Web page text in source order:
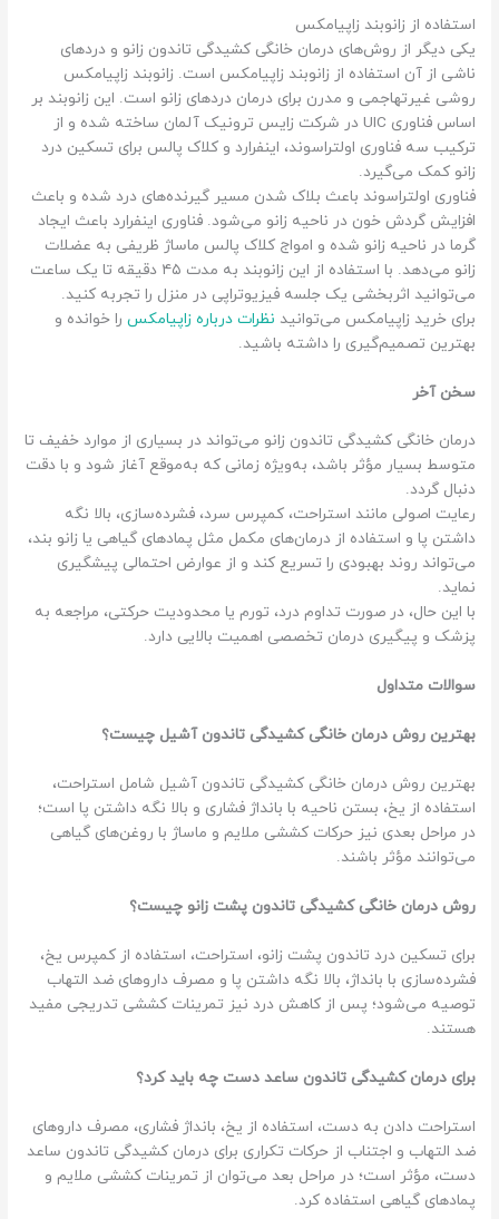
استفاده از زانوبند زاپیامکس
یکی دیگر از روش‌های درمان خانگی کشیدگی تاندون زانو و دردهای
ناشی از آن استفاده از زانوبند زاپیامکس است. زانوبند زاپیامکس
روشی غیرتهاجمی و مدرن برای درمان دردهای زانو است. این زانوبند بر
اساس فناوری UIC در شرکت زایس ترونیک آلمان ساخته شده و از
ترکیب سه فناوری اولتراسوند، اینفرارد و کلاک پالس برای تسکین درد
زانو کمک می‌گیرد.
فناوری اولتراسوند باعث بلاک شدن مسیر گیرنده‌های درد شده و باعث
افزایش گردش خون در ناحیه زانو می‌شود. فناوری اینفرارد باعث ایجاد
گرما در ناحیه زانو شده و امواج کلاک پالس ماساژ ظریفی به عضلات
زانو می‌دهد. با استفاده از این زانوبند به مدت ۴۵ دقیقه تا یک ساعت
می‌توانید اثربخشی یک جلسه فیزیوتراپی در منزل را تجربه کنید.
برای خرید زاپیامکس می‌توانید نظرات درباره زاپیامکس را خوانده و
بهترین تصمیم‌گیری را داشته باشید.
سخن آخر
درمان خانگی کشیدگی تاندون زانو می‌تواند در بسیاری از موارد خفیف تا
متوسط بسیار مؤثر باشد، به‌ویژه زمانی که به‌موقع آغاز شود و با دقت
دنبال گردد.
رعایت اصولی مانند استراحت، کمپرس سرد، فشرده‌سازی، بالا نگه
داشتن پا و استفاده از درمان‌های مکمل مثل پمادهای گیاهی یا زانو بند،
می‌تواند روند بهبودی را تسریع کند و از عوارض احتمالی پیشگیری
نماید.
با این حال، در صورت تداوم درد، تورم یا محدودیت حرکتی، مراجعه به
پزشک و پیگیری درمان تخصصی اهمیت بالایی دارد.
سوالات متداول
بهترین روش درمان خانگی کشیدگی تاندون آشیل چیست؟
بهترین روش درمان خانگی کشیدگی تاندون آشیل شامل استراحت،
استفاده از یخ، بستن ناحیه با بانداژ فشاری و بالا نگه داشتن پا است؛
در مراحل بعدی نیز حرکات کششی ملایم و ماساژ با روغن‌های گیاهی
می‌توانند مؤثر باشند.
روش درمان خانگی کشیدگی تاندون پشت زانو چیست؟
برای تسکین درد تاندون پشت زانو، استراحت، استفاده از کمپرس یخ،
فشرده‌سازی با بانداژ، بالا نگه داشتن پا و مصرف داروهای ضد التهاب
توصیه می‌شود؛ پس از کاهش درد نیز تمرینات کششی تدریجی مفید
هستند.
برای درمان کشیدگی تاندون ساعد دست چه باید کرد؟
استراحت دادن به دست، استفاده از یخ، بانداژ فشاری، مصرف داروهای
ضد التهاب و اجتناب از حرکات تکراری برای درمان کشیدگی تاندون ساعد
دست، مؤثر است؛ در مراحل بعد می‌توان از تمرینات کششی ملایم و
پمادهای گیاهی استفاده کرد.